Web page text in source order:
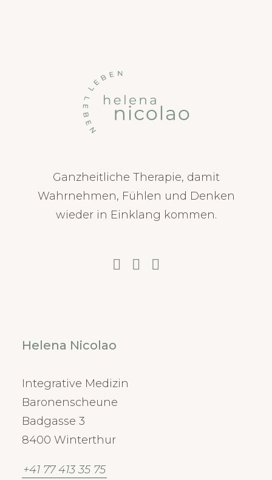
Ganzheitliche Therapie, damit
Wahrnehmen, Fühlen und Denken
wieder in Einklang kommen.
Helena Nicolao
Integrative Medizin
Baronenscheune
Badgasse 3
8400 Winterthur
+41 77 413 35 75